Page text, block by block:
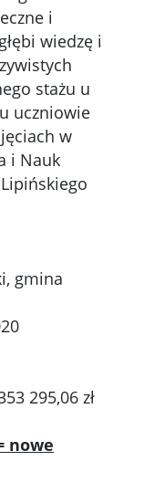
i
wiedzę i
stażu u
uczniowie
w
i Nauk
gmina
295,06 zł
nowe